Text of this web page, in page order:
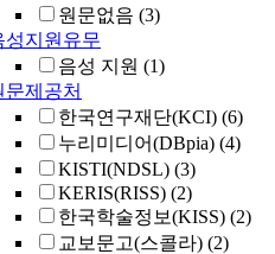
원문없음 (3)
성지원유무
음성 지원 (1)
문제공처
한국연구재단(KCI) (6)
누리미디어(DBpia) (4)
KISTI(NDSL) (3)
KERIS(RISS) (2)
한국학술정보(KISS) (2)
교보문고(스콜라) (2)